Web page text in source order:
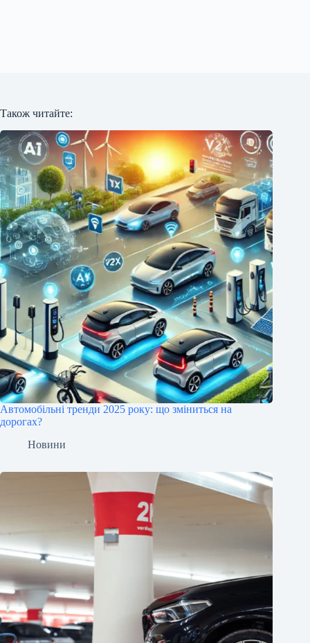
Також читайте:
Автомобільні тренди 2025 року: що зміниться на
дорогах?
Новини